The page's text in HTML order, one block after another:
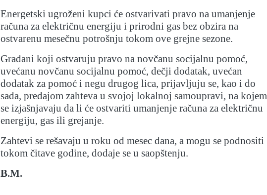
Energetski ugroženi kupci će ostvarivati pravo na umanjenje
računa za električnu energiju i prirodni gas bez obzira na
ostvarenu mesečnu potrošnju tokom ove grejne sezone.
Građani koji ostvaruju pravo na novčanu socijalnu pomoć,
uvećanu novčanu socijalnu pomoć, dečji dodatak, uvećan
dodatak za pomoć i negu drugog lica, prijavljuju se, kao i do
sada, predajom zahteva u svojoj lokalnoj samoupravi, na kojem
se izjašnjavaju da li će ostvariti umanjenje računa za električnu
energiju, gas ili grejanje.
Zahtevi se rešavaju u roku od mesec dana, a mogu se podnositi
tokom čitave godine, dodaje se u saopštenju.
B.M.